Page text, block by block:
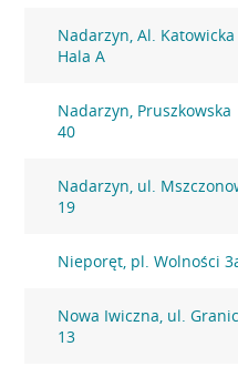
Nadarzyn, Al. Katowicka
Hala A
Nadarzyn, Pruszkowska
40
Nadarzyn, ul.
19
Nieporęt, pl. Wolności
Nowa Iwiczna, ul.
13